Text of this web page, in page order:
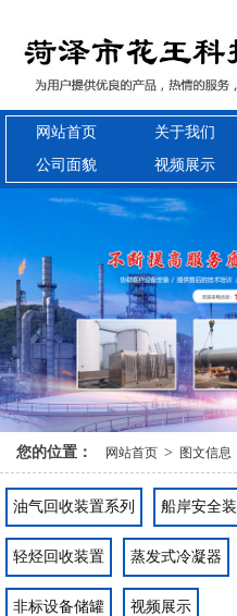
网站首页 关于我们
公司面貌
视频展示
您的位置： 网站首页 > 图文信息
油气回收装置系列 船岸安全
轻烃回收装置 蒸发式冷凝器
非标设备储罐 视频展示